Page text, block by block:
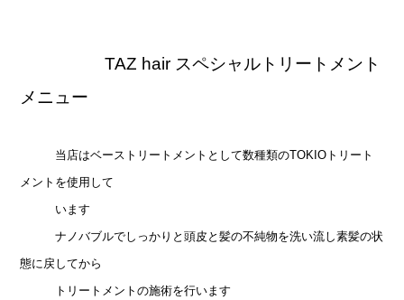
TAZ hair スペシャルトリートメント
メニュー
当店はベーストリートメントとして数種類のTOKIOトリート
メントを使用して
います
ナノバブルでしっかりと頭皮と髪の不純物を洗い流し素髪の状
態に戻してから
トリートメントの施術を行います